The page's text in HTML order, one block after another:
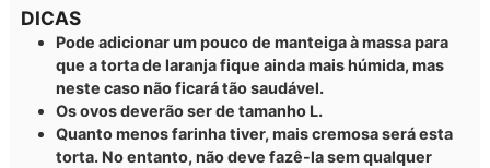
DICAS
Pode adicionar um pouco de manteiga à massa para
que a torta de laranja fique ainda mais húmida, mas
neste caso não ficará tão saudável.
Os ovos deverão ser de tamanho L.
Quanto menos farinha tiver, mais cremosa será esta
torta. No entanto, não deve fazê-la sem qualquer